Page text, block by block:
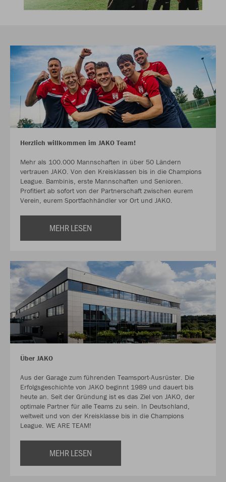
Herzlich willkommen im JAKO Team!
Mehr als 100.000 Mannschaften in über 50 Ländern
vertrauen JAKO. Von den Kreisklassen bis in die Champions
League. Bambinis, erste Mannschaften und Senioren.
Profitiert ab sofort von der Partnerschaft zwischen eurem
Verein, eurem Sportfachhändler vor Ort und JAKO.
MEHR LESEN
Über JAKO
Aus der Garage zum führenden Teamsport-Ausrüster. Die
Erfolgsgeschichte von JAKO beginnt 1989 und dauert bis
heute an. Seit der Gründung ist es das Ziel von JAKO, der
optimale Partner für alle Teams zu sein. In Deutschland,
weltweit und von der Kreisklasse bis in die Champions
League. WE ARE TEAM!
MEHR LESEN